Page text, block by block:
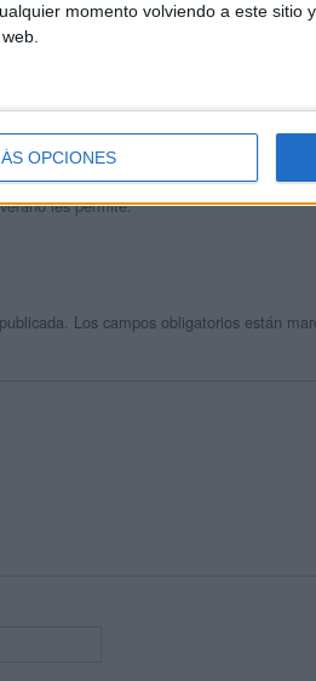
momento volviendo a este sitio
OPCIONES
un blog, es la apuesta personal de dos
son los encargados de los contenidos
la mayor parte del tiempo, que sus
les permite.
Los campos obligatorios están